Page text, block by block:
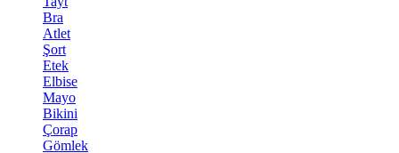
Bra
Atlet
Şort
Etek
Elbise
Mayo
Bikini
Çorap
Gömlek